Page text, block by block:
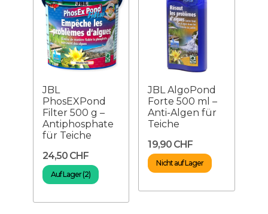
JBL
PhosEXPond
Filter 500 g –
Antiphosphate
für Teiche
24,50 CHF
Auf Lager (2)
JBL AlgoPond
Forte 500 ml –
Anti-Algen für
Teiche
19,90 CHF
Nicht auf Lager